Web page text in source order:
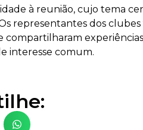
à reunião, cujo tema
representantes dos
compartilharam experiências
interesse comum.